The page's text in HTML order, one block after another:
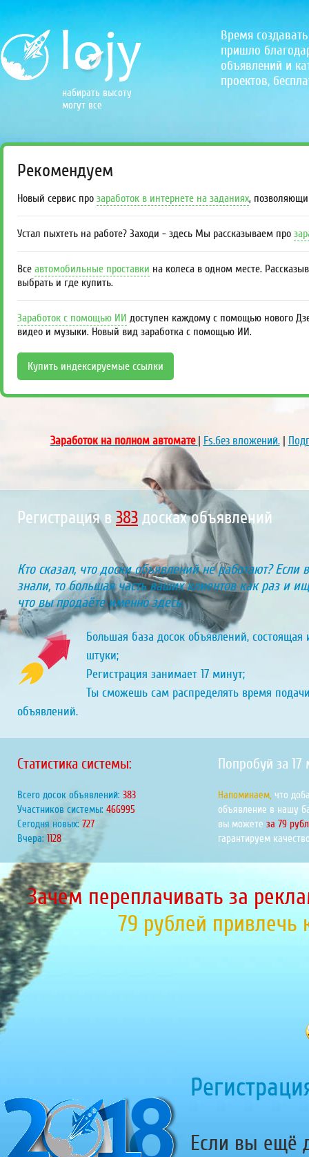
набирать высоту
могут все
Время
пришло
объявлений и
проектов,
Рекомендуем
Новый сервис про заработок в интернете на заданиях,
Устал пыхтеть на работе? Заходи - здесь Мы рассказываем про
Все автомобильные проставки на колеса в одном месте.
выбрать и где купить.
Заработок с помощью ИИ доступен каждому с помощью нового
видео и музыки. Новый вид заработка с помощью ИИ.
Купить индексируемые ссылки
Заработок на полном автомате| Fs.без вложений.|
Регистрация в 439 досках объявлений
Кто сказал, что доски объявлений не работают? Если
знали, то большая часть ваших клиентов как раз и
что вы продаёте именно здесь.
Большая база досок объявлений, состоящая
штуки;
Регистрация занимает 17 минут;
Ты сможешь сам распределять время
объявлений.
Статистика системы:
Всего досок объявлений: 439
Участников системы: 535083
Сегодня новых: 833
Вчера: 1293
Попробуй за 17
Напоминаем, что
объявление в нашу
вы можете за 79
гарантируем
Зачем переплачивать за
79 рублей
Если вы ещё